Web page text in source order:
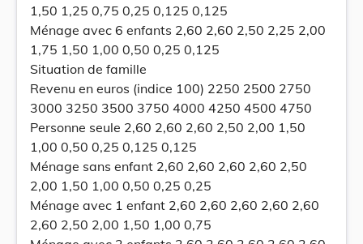
1,50 1,25 0,75 0,25 0,125 0,125
Ménage avec 6 enfants 2,60 2,60 2,50 2,25 2,00
1,75 1,50 1,00 0,50 0,25 0,125
Situation de famille
Revenu en euros (indice 100) 2250 2500 2750
3000 3250 3500 3750 4000 4250 4500 4750
Personne seule 2,60 2,60 2,60 2,50 2,00 1,50
1,00 0,50 0,25 0,125 0,125
Ménage sans enfant 2,60 2,60 2,60 2,60 2,50
2,00 1,50 1,00 0,50 0,25 0,25
Ménage avec 1 enfant 2,60 2,60 2,60 2,60 2,60
2,60 2,50 2,00 1,50 1,00 0,75